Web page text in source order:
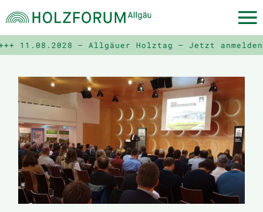
– Allgäuer Holztag – Jetzt anmelden!